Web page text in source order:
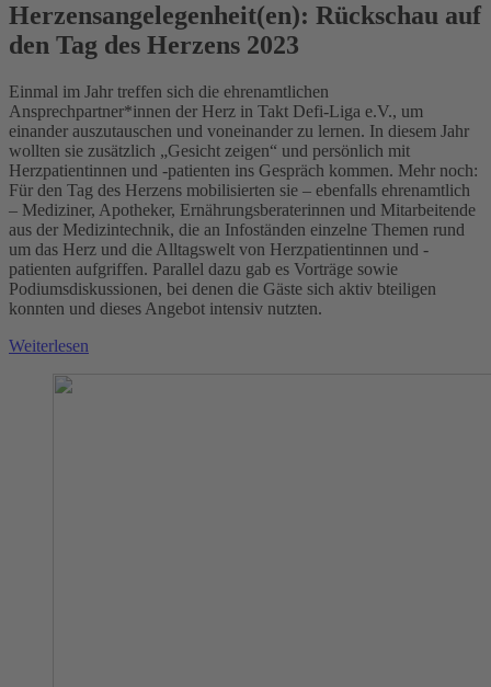
Herzensangelegenheit(en): Rückschau auf
den Tag des Herzens 2023
Einmal im Jahr treffen sich die ehrenamtlichen
Ansprechpartner*innen der Herz in Takt Defi-Liga e.V., um
einander auszutauschen und voneinander zu lernen. In diesem Jahr
wollten sie zusätzlich „Gesicht zeigen“ und persönlich mit
Herzpatientinnen und -patienten ins Gespräch kommen. Mehr noch:
Für den Tag des Herzens mobilisierten sie – ebenfalls ehrenamtlich
– Mediziner, Apotheker, Ernährungsberaterinnen und Mitarbeitende
aus der Medizintechnik, die an Infoständen einzelne Themen rund
um das Herz und die Alltagswelt von Herzpatientinnen und -
patienten aufgriffen. Parallel dazu gab es Vorträge sowie
Podiumsdiskussionen, bei denen die Gäste sich aktiv bteiligen
konnten und dieses Angebot intensiv nutzten.
Weiterlesen